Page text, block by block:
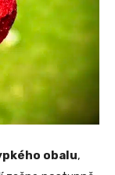
obalu,